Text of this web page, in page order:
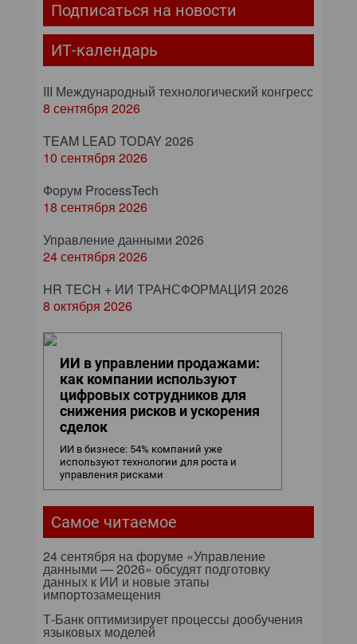
Подписаться на новости
ИТ-календарь
III Международный технологический конгресс
8 сентября 2026
TEAM LEAD TODAY 2026
10 сентября 2026
Форум ProcessTech
18 сентября 2026
Управление данными 2026
24 сентября 2026
HR TECH + ИИ ТРАНСФОРМАЦИЯ 2026
8 октября 2026
ИИ в управлении продажами:
как компании используют
цифровых сотрудников для
снижения рисков и ускорения
сделок
ИИ в бизнесе: 54% компаний уже
используют технологии для роста и
управления рисками
Самое читаемое
24 сентября на форуме «Управление
данными — 2026» обсудят подготовку
данных к ИИ и новые этапы
импортозамещения
Т-Банк оптимизирует процессы дообучения
языковых моделей